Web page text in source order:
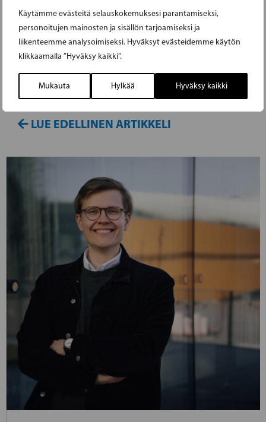
Käytämme evästeitä selauskokemuksesi parantamiseksi,
personoitujen mainosten ja sisällön tarjoamiseksi ja
liikenteemme analysoimiseksi. Hyväksyt evästeidemme käytön
klikkaamalla ”Hyväksy kaikki”.
Mukauta Hylkää Hyväksy kaikki
EHDOKKAAKSI EUROVAALEISSA
RKP:n naisjärjestön puheenjohtaja Anita
Westerholm ilmoittaa tänään 29. huhtikuuta
asettuvansa ehdokkaaksi eurovaaleissa, jotka
pidetään 9. kesäkuuta.
LUE EDELLINEN ARTIKKELI